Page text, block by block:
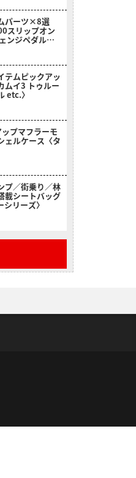
パーツ×8選
スリップオン
ンジペダルキ
テムピックアッ
イ3 トゥルー
etc.〉
プマフラーモ
ェルケース〈タ
プ／街乗り／林
載シートバッグ
リーズ〉